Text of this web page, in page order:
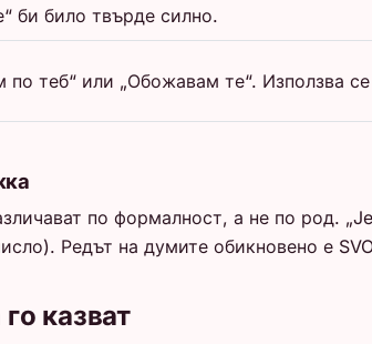
би било твърде силно.
по теб“ или „Обожавам те“. Използва
по формалност, а не по род.
Редът на думите обикновено е
казват